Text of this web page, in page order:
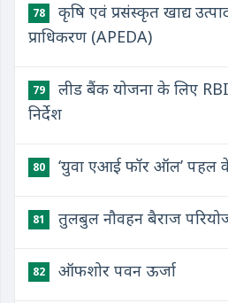
78
कृषि एवं प्रसंस्कृत खाद्य
प्राधिकरण (APEDA)
79
लीड बैंक योजना के लिए
निर्देश
80 ‘युवा एआई फॉर ऑल’ पहल
81 तुलबुल नौवहन बैराज
82 ऑफशोर पवन ऊर्जा